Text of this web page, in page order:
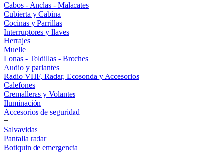
Cabos - Anclas - Malacates
Cubierta y Cabina
Cocinas y Parrillas
Interruptores y llaves
Herrajes
Muelle
Lonas - Toldillas - Broches
Audio y parlantes
Radio VHF, Radar, Ecosonda y Accesorios
Calefones
Cremalleras y Volantes
Iluminación
Accesorios de seguridad
+
Salvavidas
Pantalla radar
Botiquin de emergencia